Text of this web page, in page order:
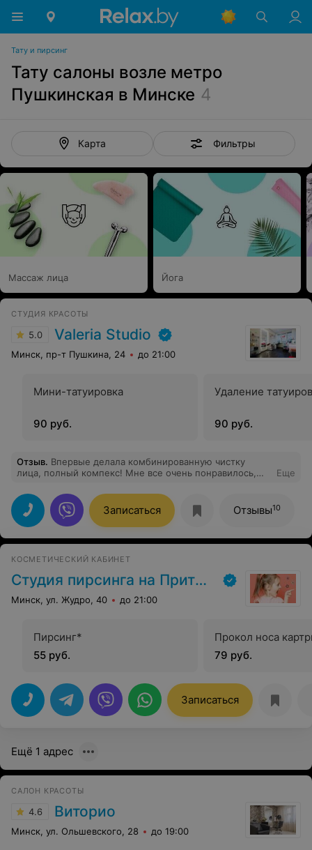
Тату и пирсинг
Тату салоны возле метро
Пушкинская в Минске 4
Карта Фильтры
Массаж лица Йога
СТУДИЯ КРАСОТЫ
5.0 Valeria Studio
Минск, пр-т Пушкина, 24 до 21:00
Мини-татуировка
90 руб.
Удаление
90 руб.
Отзыв. Впервые делала комбинированную чистку
лица, полный компекс! Мне все очень понравилось,
не травматично, даже приятно, после процедуры лицо
практически не покраснело. Эффект супер, лицо
свежее и чистое, светиться изнутри красотой.
Еще
Записаться Отзывы10
КОСМЕТИЧЕСКИЙ КАБИНЕТ
Студия пирсинга на Притыцкого
Минск, ул. Жудро, 40 до 21:00
Пирсинг*
55 руб.
Прокол носа
79 руб.
Записаться
Ещё 1 адрес
САЛОН КРАСОТЫ
4.6 Виторио
Минск, ул. Ольшевского, 28 до 19:00